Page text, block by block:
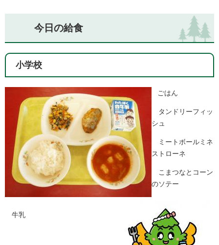
今日の給食
小学校
ごはん
タンドリーフィッ
シュ
ミートボールミネ
ストローネ
こまつなとコーン
のソテー
牛乳